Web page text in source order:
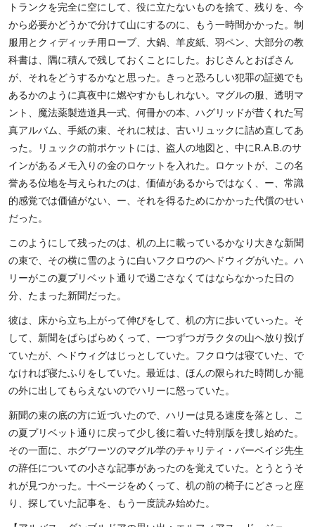
トランクを完全に空にして、役に立たないものを捨て、残りを、今
から必要かどうかで分けて山にするのに、もう一時間かかった。制
服用とクィディッチ用ローブ、大鍋、羊皮紙、羽ペン、大部分の教
科書は、隅に積んで残しておくことにした。おじさんとおばさん
が、それをどうするかなと思った。きっと恐ろしい犯罪の証拠でも
あるかのように真夜中に燃やすかもしれない。マグルの服、透明マ
ント、魔法薬製造道具一式、何冊かの本、ハグリッドが昔くれた写
真アルバム、手紙の束、それに杖は、古いリュックに詰め直してあ
った。リュックの前ポケットには、盗人の地図と、中にR.A.B.のサ
インがあるメモ入りの金のロケットを入れた。ロケットが、この名
誉ある位地を与えられたのは、価値があるからではなく、ー、常識
的感覚では価値がない、ー、それを得るためにかかった代償のせい
だった。
このようにして残ったのは、机の上に載っているかなり大きな新聞
の束で、その横に雪のように白いフクロウのヘドウィグがいた。ハ
リーがこの夏プリベット通りで過ごさなくてはならなかった日の
分、たまった新聞だった。
彼は、床から立ち上がって伸びをして、机の方に歩いていった。そ
して、新聞をぱらぱらめくって、一つずつガラクタの山ヘ放り投げ
ていたが、ヘドウィグはじっとしていた。フクロウは寝ていた、で
なければ寝たふりをしていた。最近は、ほんの限られた時間しか籠
の外に出してもらえないのでハリーに怒っていた。
新聞の束の底の方に近づいたので、ハリーは見る速度を落とし、こ
の夏プリベット通りに戻って少し後に着いた特別版を捜し始めた。
その一面に、ホグワーツのマグル学のチャリティ・バーベイジ先生
の辞任についての小さな記事があったのを覚えていた。とうとうそ
れが見つかった。十ページをめくって、机の前の椅子にどさっと座
り、探していた記事を、もう一度読み始めた。